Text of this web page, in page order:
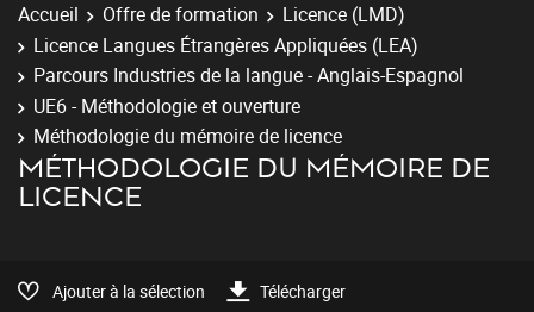
Accueil Offre de formation
Licence (LMD)
Licence Langues Étrangères Appliquées (LEA)
Parcours Industries de la langue - Anglais-Espagnol
UE6 - Méthodologie et ouverture
Méthodologie du mémoire de licence
MÉTHODOLOGIE DU MÉMOIRE DE
LICENCE
Ajouter à la sélection Télécharger